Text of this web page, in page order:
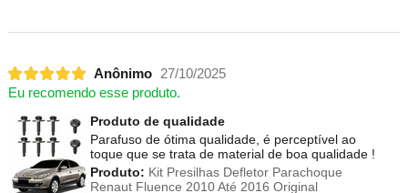
Anônimo
27/10/2025
Eu recomendo esse produto.
Produto de qualidade
Parafuso de ótima qualidade, é perceptível ao
toque que se trata de material de boa qualidade !
Produto: Kit Presilhas Defletor Parachoque
Renaut Fluence 2010 Até 2016 Original